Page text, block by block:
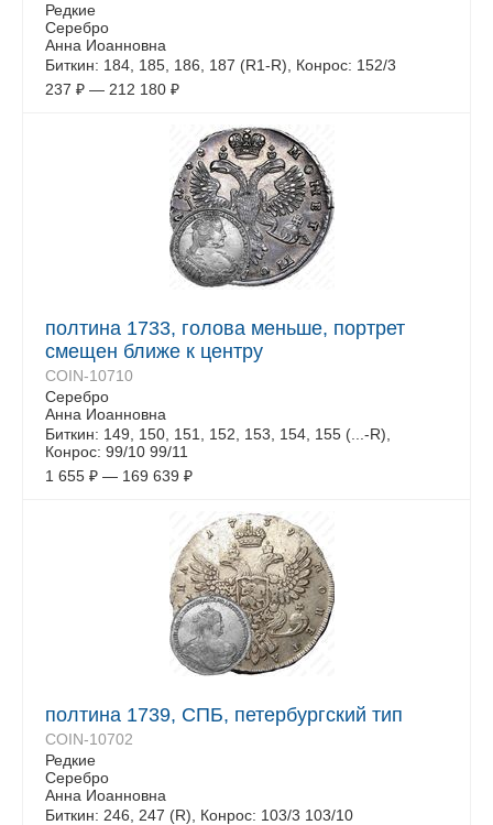
Редкие
Серебро
Анна Иоанновна
Биткин: 184, 185, 186, 187 (R1-R), Конрос: 152/3
237 ₽ — 212 180 ₽
полтина 1733, голова меньше, портрет
смещен ближе к центру
COIN-10710
Серебро
Анна Иоанновна
Биткин: 149, 150, 151, 152, 153, 154, 155 (...-R),
Конрос: 99/10 99/11
1 655 ₽ — 169 639 ₽
полтина 1739, СПБ, петербургский тип
COIN-10702
Редкие
Серебро
Анна Иоанновна
Биткин: 246, 247 (R), Конрос: 103/3 103/10